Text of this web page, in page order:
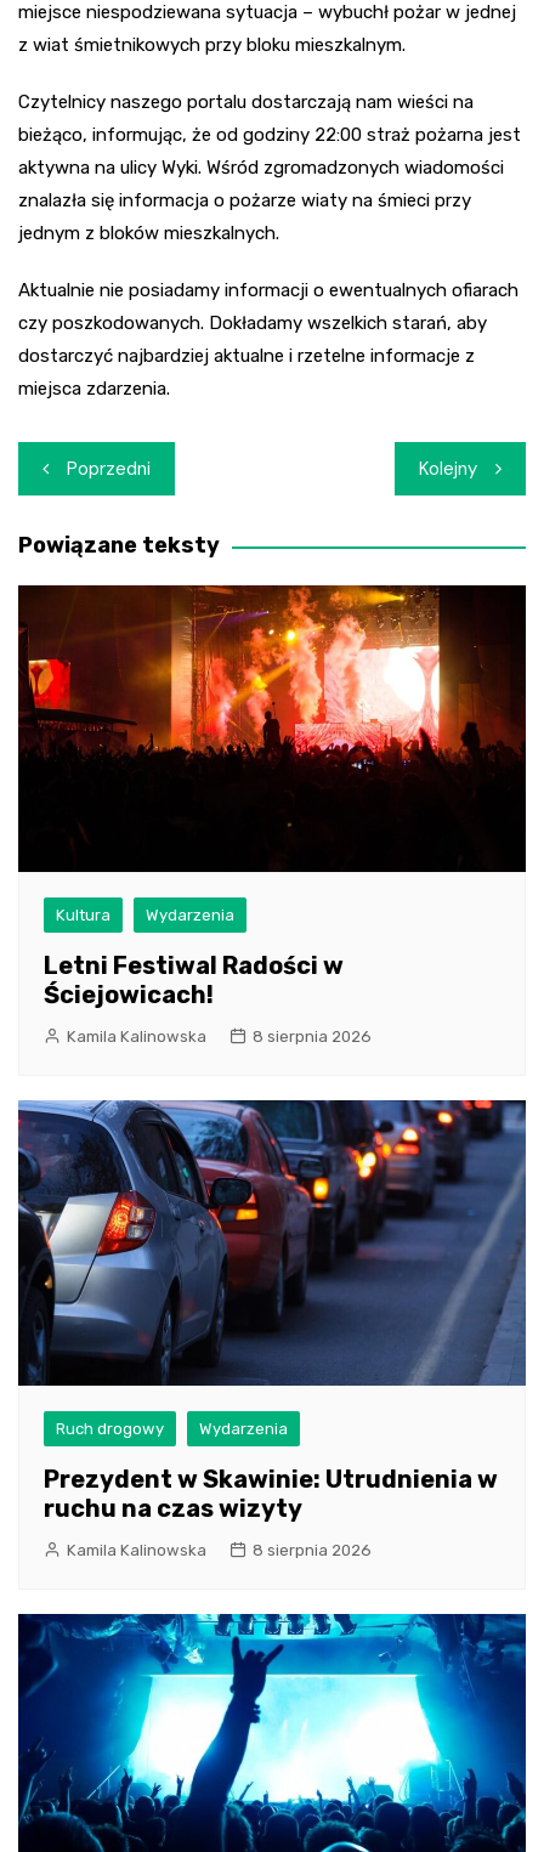
miejsce niespodziewana sytuacja – wybuchł pożar w jednej
z wiat śmietnikowych przy bloku mieszkalnym.
Czytelnicy naszego portalu dostarczają nam wieści na
bieżąco, informując, że od godziny 22:00 straż pożarna jest
aktywna na ulicy Wyki. Wśród zgromadzonych wiadomości
znalazła się informacja o pożarze wiaty na śmieci przy
jednym z bloków mieszkalnych.
Aktualnie nie posiadamy informacji o ewentualnych ofiarach
czy poszkodowanych. Dokładamy wszelkich starań, aby
dostarczyć najbardziej aktualne i rzetelne informacje z
miejsca zdarzenia.
Nawigacja
wpisu
Poprzedni Kolejny
Powiązane teksty
Kultura Wydarzenia
Letni Festiwal Radości w
Ściejowicach!
Kamila Kalinowska 8 sierpnia 2026
Ruch drogowy Wydarzenia
Prezydent w Skawinie: Utrudnienia w
ruchu na czas wizyty
Kamila Kalinowska 8 sierpnia 2026